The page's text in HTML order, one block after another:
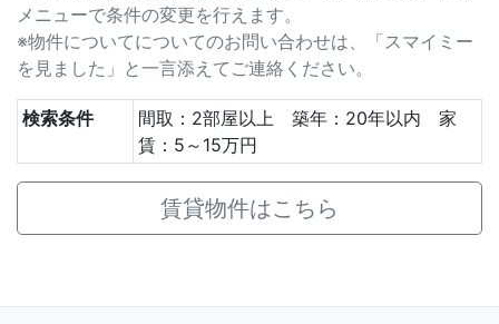
メニューで条件の変更を行えます。
※物件についてについてのお問い合わせは、「スマイミー
を見ました」と一言添えてご連絡ください。
検索条件
間取：2部屋以上 築年：20年以内 家
賃：5～15万円
賃貸物件はこちら